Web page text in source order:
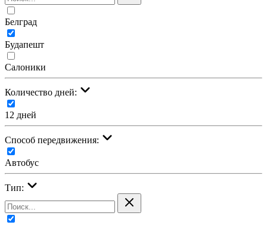
Белград
Будапешт
Салоники
Количество дней:
12 дней
Cпособ передвижения:
Автобус
Тип: